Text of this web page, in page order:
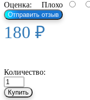
Оценка: Плохо
Отправить отзыв
180 ₽
Количество:
Купить